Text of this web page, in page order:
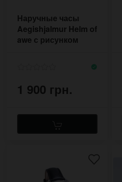
Наручные часы
Aegishjalmur Helm of
awe с рисунком
1 900 грн.